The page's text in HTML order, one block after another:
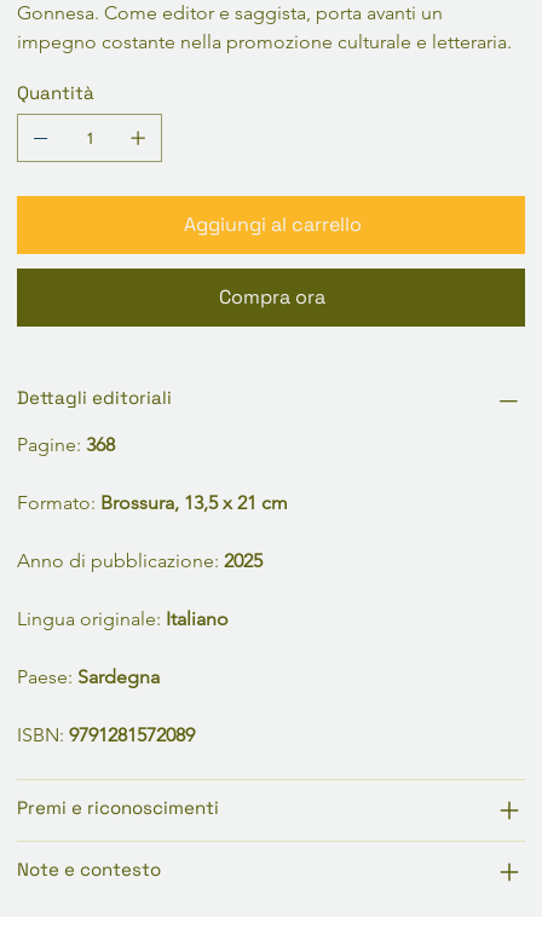
Gonnesa. Come editor e saggista, porta avanti un
impegno costante nella promozione culturale e letteraria.
Quantità
Aggiungi al carrello
Compra ora
Dettagli editoriali
Pagine: 368
Formato: Brossura, 13,5 x 21 cm
Anno di pubblicazione: 2025
Lingua originale: Italiano
Paese: Sardegna
ISBN: 9791281572089
Premi e riconoscimenti
Note e contesto